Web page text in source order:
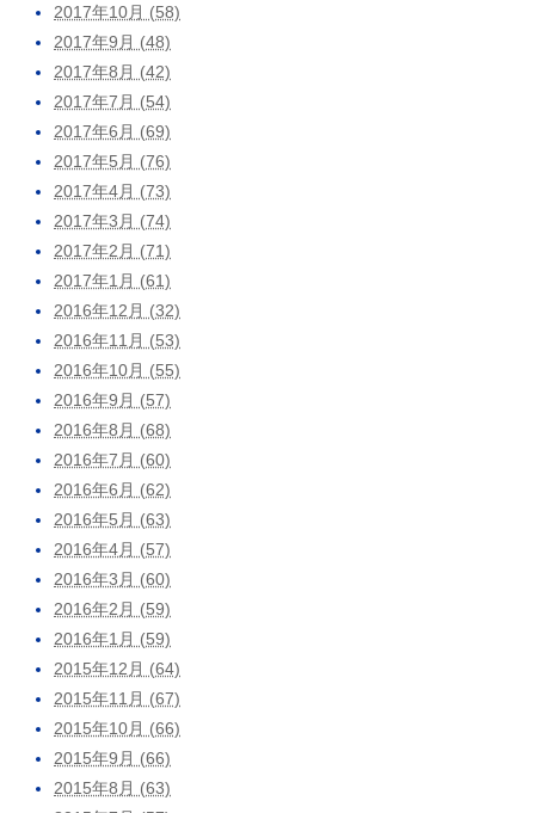
2017年10月 (58)
2017年9月 (48)
2017年8月 (42)
2017年7月 (54)
2017年6月 (69)
2017年5月 (76)
2017年4月 (73)
2017年3月 (74)
2017年2月 (71)
2017年1月 (61)
2016年12月 (32)
2016年11月 (53)
2016年10月 (55)
2016年9月 (57)
2016年8月 (68)
2016年7月 (60)
2016年6月 (62)
2016年5月 (63)
2016年4月 (57)
2016年3月 (60)
2016年2月 (59)
2016年1月 (59)
2015年12月 (64)
2015年11月 (67)
2015年10月 (66)
2015年9月 (66)
2015年8月 (63)